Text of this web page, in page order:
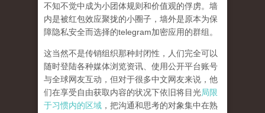
不知不觉中成为小团体规则和价值观的俘虏。墙
内是被红包效应聚拢的小圈子，墙外是原本为保
障隐私安全而选择的telegram加密应用的群组。
这当然不是传销组织那种封闭性，人们完全可以
随时登陆各种媒体浏览资讯、使用公开平台账号
与全球网友互动，但对于很多中文网友来说，他
们在享受自由获取内容的状况下依旧将目光局限
于习惯内的区域 ，把沟通和思考的对象集中在熟